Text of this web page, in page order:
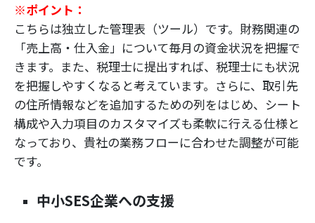
※ポイント：
こちらは独立した管理表（ツール）です。財務関連の
「売上高・仕入金」について毎月の資金状況を把握で
きます。また、税理士に提出すれば、税理士にも状況
を把握しやすくなると考えています。さらに、取引先
の住所情報などを追加するための列をはじめ、シート
構成や入力項目のカスタマイズも柔軟に行える仕様と
なっており、貴社の業務フローに合わせた調整が可能
です。
中小SES企業への支援